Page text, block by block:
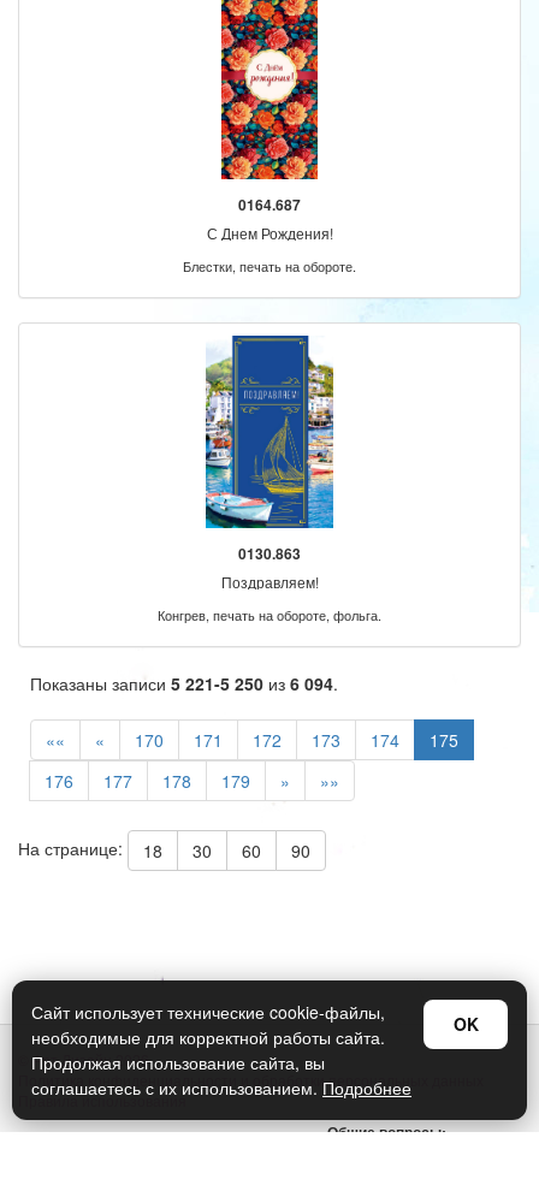
0164.687
С Днем Рождения!
Блестки, печать на обороте.
0130.863
Поздравляем!
Конгрев, печать на обороте, фольга.
Показаны записи 5 221-5 250 из 6 094.
«« « 170 171 172 173 174
175
176
177 178 179 » »»
На странице: 18 30 60 90
© Арт Дизайн 2026
Политика конфиденциальности и обработки персональных данных
Правила использования
Общие вопросы:
Сайт использует технические cookie-файлы,
необходимые для корректной работы сайта.
Продолжая использование сайта, вы
соглашаетесь с их использованием. Подробнее
OK